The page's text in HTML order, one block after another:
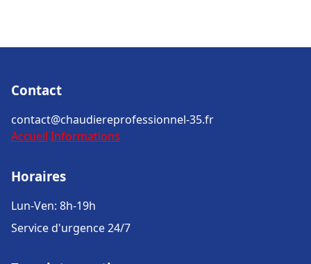
Contact
contact@chaudiereprofessionnel-35.fr
Accueil Informations
Horaires
Lun-Ven: 8h-19h
Service d'urgence 24/7